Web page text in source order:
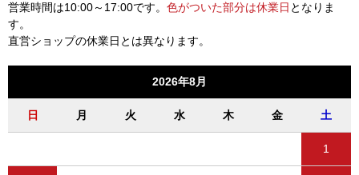
営業時間は10:00～17:00です。 色がついた部分は休業日 となりま
す。
直営ショップの休業日とは異なります。
2026年8月
日 月 火 水 木 金 土
1